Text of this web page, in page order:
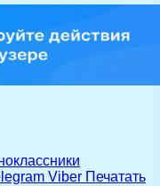
Viber Печатать